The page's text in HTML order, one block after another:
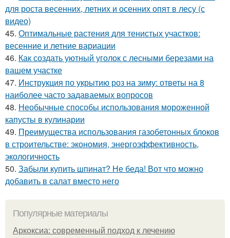
для роста весенних, летних и осенних опят в лесу (с
видео)
45. Оптимальные растения для тенистых участков:
весенние и летние вариации
46. Как создать уютный уголок с лесными березами на
вашем участке
47. Инструкция по укрытию роз на зиму: ответы на 8
наиболее часто задаваемых вопросов
48. Необычные способы использования мороженной
капусты в кулинарии
49. Преимущества использования газобетонных блоков
в строительстве: экономия, энергоэффективность,
экологичность
50. Забыли купить шпинат? Не беда! Вот что можно
добавить в салат вместо него
Популярные материалы
Аркоксиа: современный подход к лечению